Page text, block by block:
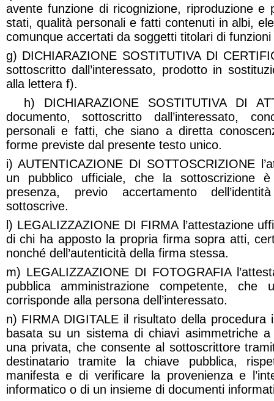
avente funzione di ricognizione, riproduzione e
stati, qualità personali e fatti contenuti in albi,
comunque accertati da soggetti titolari di funzioni
g) DICHIARAZIONE SOSTITUTIVA DI
sottoscritto dall’interessato, prodotto in
alla lettera f).
h) DICHIARAZIONE SOSTITUTIVA DI
documento, sottoscritto dall’interessato,
personali e fatti, che siano a diretta
forme previste dal presente testo unico.
i) AUTENTICAZIONE DI SOTTOSCRIZIONE
un pubblico ufficiale,
che la sottoscrizione
presenza, previo accertamento
sottoscrive.
l) LEGALIZZAZIONE DI FIRMA l’attestazione
di chi ha apposto la propria firma sopra atti,
nonché dell’autenticità della firma stessa.
m) LEGALIZZAZIONE DI FOTOGRAFIA
pubblica amministrazione competente, che
corrisponde alla persona dell’interessato.
n) FIRMA DIGITALE il risultato della procedura
basata su un sistema di chiavi asimmetriche
una privata, che consente al sottoscrittore
destinatario tramite la chiave pubblica,
manifesta e di verificare la provenienza e
informatico o di un insieme di documenti